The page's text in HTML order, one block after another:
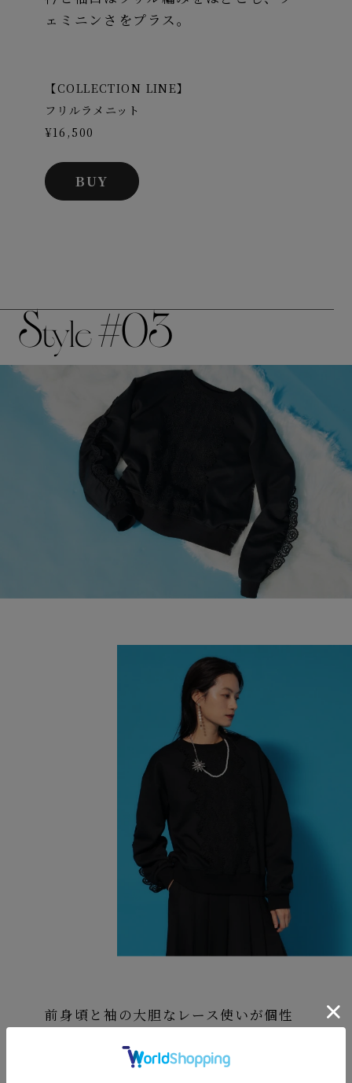
ェミニンさをプラス。
【COLLECTION LINE】
フリルラメニット
¥16,500
BUY
Style#03
前身頃と袖の大胆なレース使いが個性
ギャザーにはレースを挟み込んでいる